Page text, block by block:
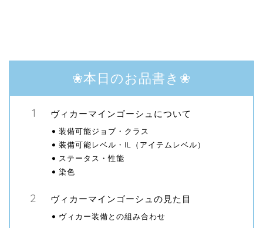
❀本日のお品書き❀
ヴィカーマインゴーシュについて
装備可能ジョブ・クラス
装備可能レベル・IL（アイテムレベル）
ステータス・性能
染色
ヴィカーマインゴーシュの見た目
ヴィカー装備との組み合わせ